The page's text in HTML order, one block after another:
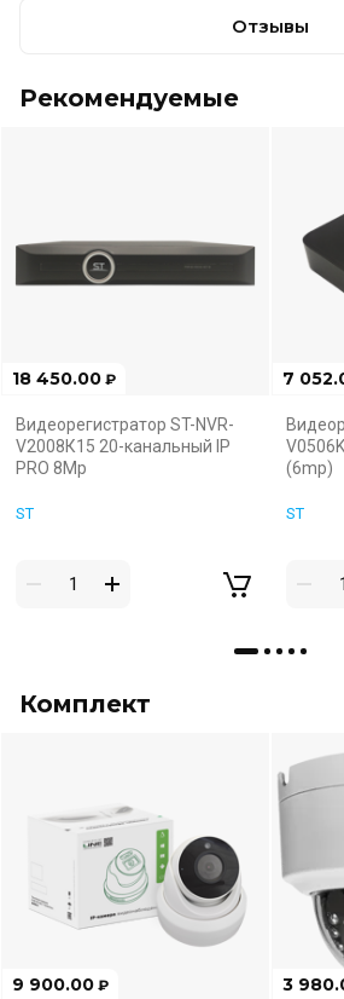
Отзывы
Рекомендуемые
18 450.00 ₽
Видеорегистратор ST-NVR-
V2008К15 20-канальный IP
PRO 8Mp
ST
7
(6mp)
ST
Комплект
9 900.00 ₽ 3